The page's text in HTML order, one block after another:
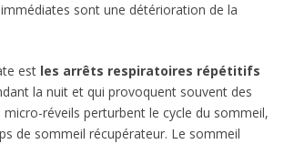
sont une détérioration de la
est les arrêts respiratoires répétitifs
la nuit et qui provoquent souvent des
micro-réveils perturbent le cycle du sommeil,
de sommeil récupérateur. Le sommeil